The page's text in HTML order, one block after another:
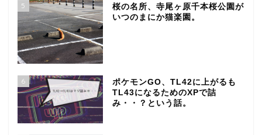
5
桜の名所、寺尾ヶ原千本桜公園が
いつのまにか猫楽園。
6
ポケモンGO、TL42に上がるも
TL43になるためのXPで詰
み・・？という話。